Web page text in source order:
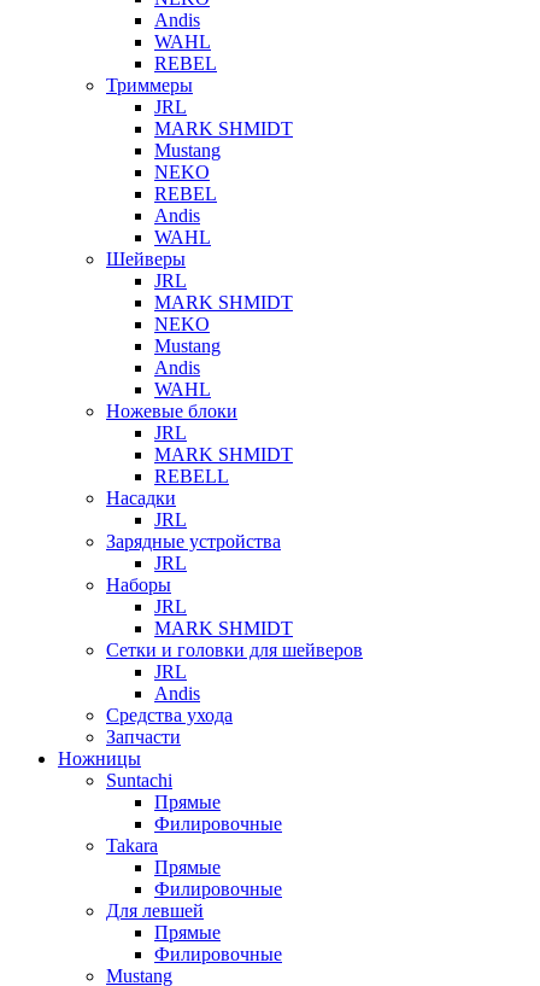
Andis
WAHL
REBEL
Триммеры
JRL
MARK SHMIDT
Mustang
NEKO
REBEL
Andis
WAHL
Шейверы
JRL
MARK SHMIDT
NEKO
Mustang
Andis
WAHL
Ножевые блоки
JRL
MARK SHMIDT
REBELL
Насадки
JRL
Зарядные устройства
JRL
Наборы
JRL
MARK SHMIDT
Сетки и головки для шейверов
JRL
Andis
Средства ухода
Запчасти
Ножницы
Suntachi
Прямые
Филировочные
Takara
Прямые
Филировочные
Для левшей
Прямые
Филировочные
Mustang